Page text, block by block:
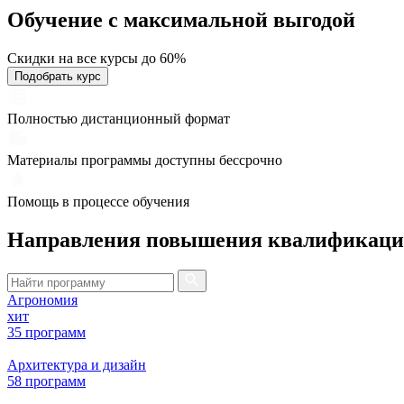
Обучение с максимальной выгодой
Скидки на все курсы до 60%
Подобрать курс
Полностью дистанционный формат
Материалы программы доступны бессрочно
Помощь в процессе обучения
Направления повышения
Агрономия
хит
35 программ
Архитектура и дизайн
58 программ